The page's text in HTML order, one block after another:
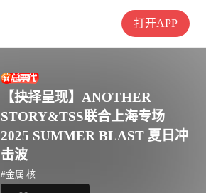
打开APP
【抉择呈现】ANOTHER
STORY&TSS联合上海专场
2025 SUMMER BLAST 夏日冲
击波
#金属 核